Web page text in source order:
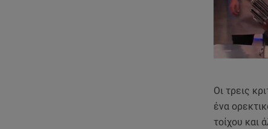
Οι τρεις
ένα
τοίχου και